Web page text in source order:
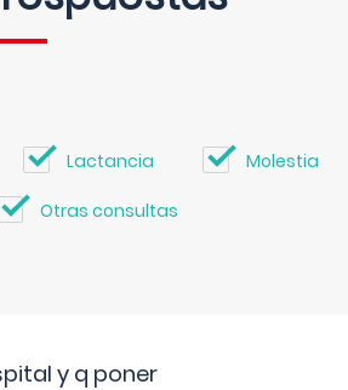
Lactancia Molestia
Otras consultas
y q poner